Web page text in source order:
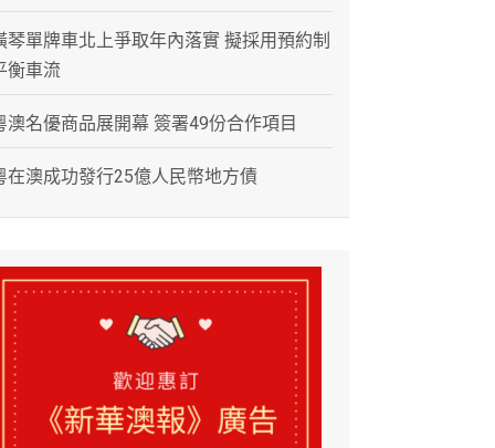
琴單牌車北上爭取年內落實 擬採用預約制
衡車流
澳名優商品展開幕 簽署49份合作項目
在澳成功發行25億人民幣地方債